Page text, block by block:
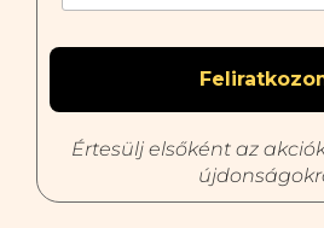
Értesülj elsőként az